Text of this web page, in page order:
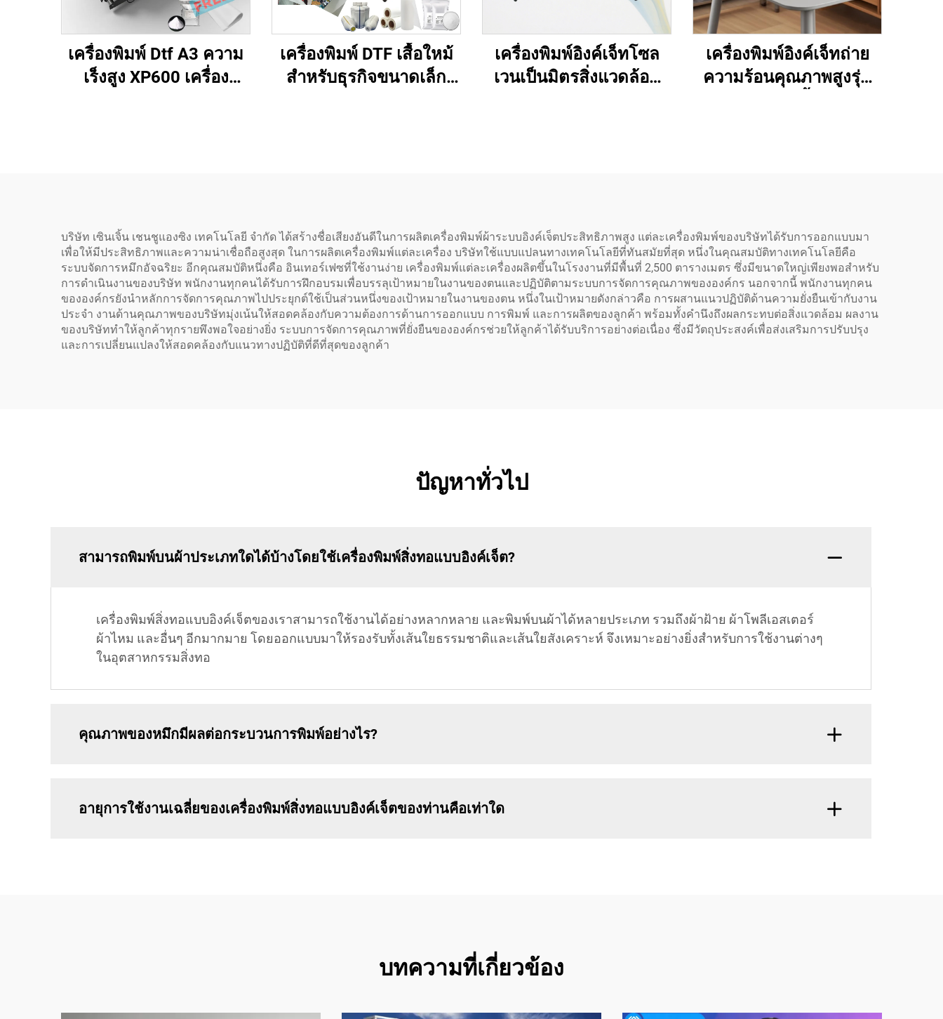
เครื่องพิมพ์ Dtf A3 ความ
เร็งสูง XP600 เครื่อง
เครื่องพิมพ์ DTF เสื้อใหม้
สำหรับธุรกิจขนาดเล็ก
เครื่องพิมพ์อิงค์เจ็ทโซล
เวนเป็นมิตรสิ่งแวดล้อม
เครื่องพิมพ์อิงค์เจ็ทถ่าย
ความร้อนคุณภาพสูงรุ่น
บริษัท เซินเจิ้น เชนชูแองซิง เทคโนโลยี จำกัด ได้สร้างชื่อเสียงอันดีในการผลิตเครื่องพิมพ์ผ้าระบบอิงค์เจ็ตประสิทธิภาพสูง แต่ละเครื่องพิมพ์ของบริษัทได้รับการออกแบบมา
เพื่อให้มีประสิทธิภาพและความน่าเชื่อถือสูงสุด ในการผลิตเครื่องพิมพ์แต่ละเครื่อง บริษัทใช้แบบแปลนทางเทคโนโลยีที่ทันสมัยที่สุด หนึ่งในคุณสมบัติทางเทคโนโลยีคือ
ระบบจัดการหมึกอัจฉริยะ อีกคุณสมบัติหนึ่งคือ อินเทอร์เฟซที่ใช้งานง่าย เครื่องพิมพ์แต่ละเครื่องผลิตขึ้นในโรงงานที่มีพื้นที่ 2,500 ตารางเมตร ซึ่งมีขนาดใหญ่เพียงพอสำหรับ
การดำเนินงานของบริษัท พนักงานทุกคนได้รับการฝึกอบรมเพื่อบรรลุเป้าหมายในงานของตนและปฏิบัติตามระบบการจัดการคุณภาพขององค์กร นอกจากนี้ พนักงานทุกคน
ขององค์กรยังนำหลักการจัดการคุณภาพไปประยุกต์ใช้เป็นส่วนหนึ่งของเป้าหมายในงานของตน หนึ่งในเป้าหมายดังกล่าวคือ การผสานแนวปฏิบัติด้านความยั่งยืนเข้ากับงาน
ประจำ งานด้านคุณภาพของบริษัทมุ่งเน้นให้สอดคล้องกับความต้องการด้านการออกแบบ การพิมพ์ และการผลิตของลูกค้า พร้อมทั้งคำนึงถึงผลกระทบต่อสิ่งแวดล้อม ผลงาน
ของบริษัททำให้ลูกค้าทุกรายพึงพอใจอย่างยิ่ง ระบบการจัดการคุณภาพที่ยั่งยืนขององค์กรช่วยให้ลูกค้าได้รับบริการอย่างต่อเนื่อง ซึ่งมีวัตถุประสงค์เพื่อส่งเสริมการปรับปรุง
และการเปลี่ยนแปลงให้สอดคล้องกับแนวทางปฏิบัติที่ดีที่สุดของลูกค้า
ปัญหาทั่วไป
สามารถพิมพ์บนผ้าประเภทใดได้บ้างโดยใช้เครื่องพิมพ์สิ่งทอแบบอิงค์เจ็ต?
เครื่องพิมพ์สิ่งทอแบบอิงค์เจ็ตของเราสามารถใช้งานได้อย่างหลากหลาย และพิมพ์บนผ้าได้หลายประเภท รวมถึงผ้าฝ้าย ผ้าโพลีเอสเตอร์
ผ้าไหม และอื่นๆ อีกมากมาย โดยออกแบบมาให้รองรับทั้งเส้นใยธรรมชาติและเส้นใยสังเคราะห์ จึงเหมาะอย่างยิ่งสำหรับการใช้งานต่างๆ
ในอุตสาหกรรมสิ่งทอ
คุณภาพของหมึกมีผลต่อกระบวนการพิมพ์อย่างไร?
อายุการใช้งานเฉลี่ยของเครื่องพิมพ์สิ่งทอแบบอิงค์เจ็ตของท่านคือเท่าใด
บทความที่เกี่ยวข้อง